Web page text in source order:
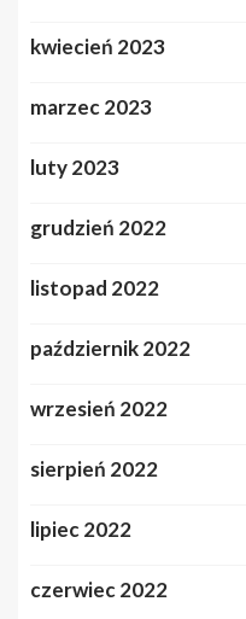
kwiecień 2023
marzec 2023
luty 2023
grudzień 2022
listopad 2022
październik 2022
wrzesień 2022
sierpień 2022
lipiec 2022
czerwiec 2022